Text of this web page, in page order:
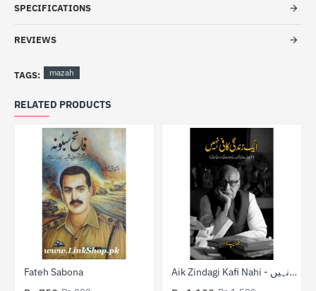
SPECIFICATIONS
REVIEWS
TAGS: mazah
RELATED PRODUCTS
Fateh Sabona -27%Aik Zindagi Kafi Nahi - ایک زندگی کافی نہیں